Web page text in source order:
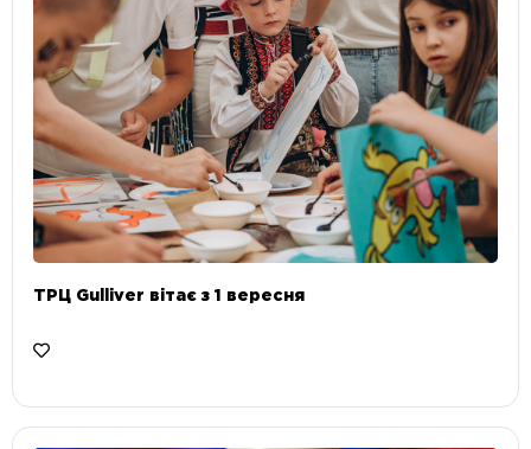
ТРЦ Gulliver вітає з 1 вересня